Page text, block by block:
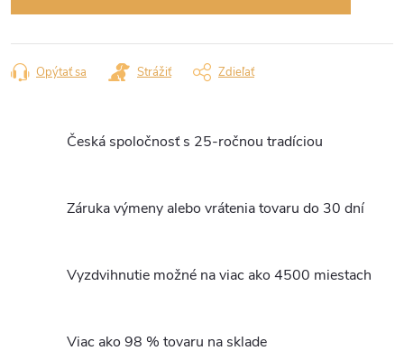
Opýtať sa Strážiť Zdieľať
Česká spoločnosť s 25-ročnou tradíciou
Záruka výmeny alebo vrátenia tovaru do 30 dní
Vyzdvihnutie možné na viac ako 4500 miestach
Viac ako 98 % tovaru na sklade